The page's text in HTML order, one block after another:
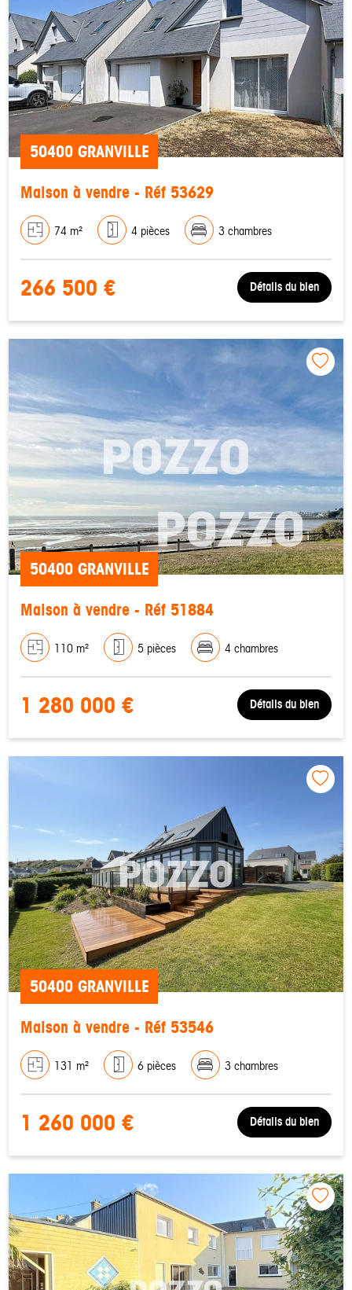
50400 GRANVILLE
Maison à vendre - Réf 53629
74 m² 4 pièces 3 chambres
266 500 € Détails du bien
50400 GRANVILLE
Maison à vendre - Réf 51884
110 m² 5 pièces 4 chambres
1 280 000 € Détails du bien
50400 GRANVILLE
Maison à vendre - Réf 53546
131 m² 6 pièces 3 chambres
1 260 000 € Détails du bien